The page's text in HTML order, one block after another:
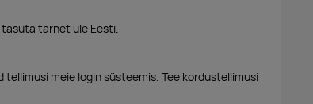
tarnet üle Eesti.
tellimusi meie login süsteemis. Tee kordustellimusi